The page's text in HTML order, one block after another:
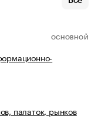
ОСНОВНОЙ
палаток, рынков